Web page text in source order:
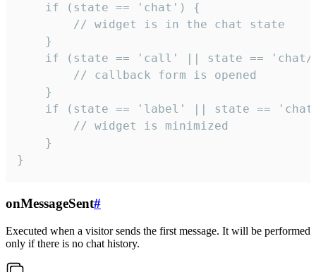
    if (state == 'chat') {
        // widget is in the chat state
    }
if (state == 'call' || state ==
        // callback form is opened
    }
if (state == 'label' || state ==
        // widget is minimized
    }
}
onMessageSent#
Executed when a visitor sends the first message. It will be performed
only if there is no chat history.